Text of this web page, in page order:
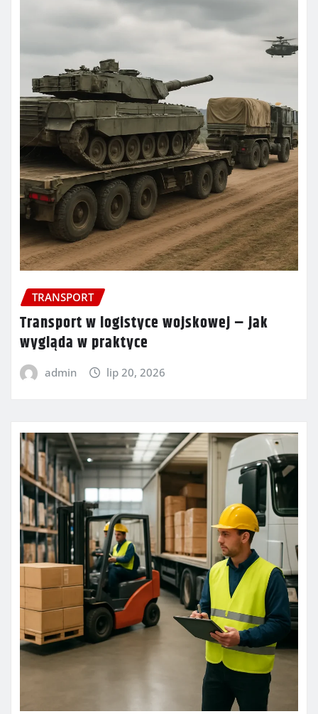
TRANSPORT
Transport w logistyce wojskowej – jak
wygląda w praktyce
admin lip 20, 2026